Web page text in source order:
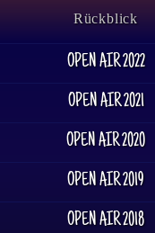
Rückblick
OPEN AIR 2022
OPEN AIR 2021
OPEN AIR 2020
OPEN AIR 2019
OPEN AIR 2018